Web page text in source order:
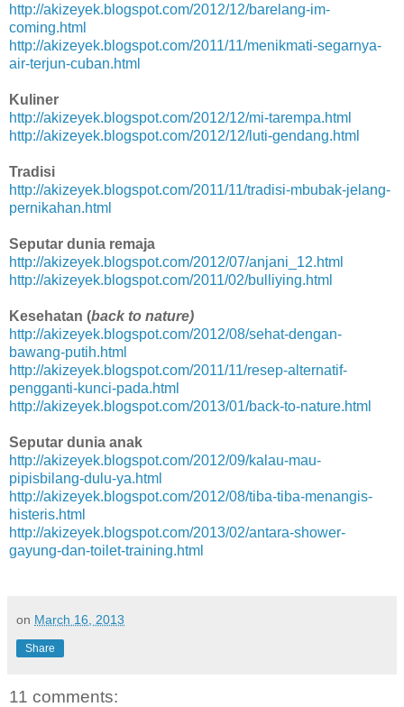
http://akizeyek.blogspot.com/2012/12/barelang-im-
coming.html
http://akizeyek.blogspot.com/2011/11/menikmati-segarnya-
air-terjun-cuban.html
Kuliner
http://akizeyek.blogspot.com/2012/12/mi-tarempa.html
http://akizeyek.blogspot.com/2012/12/luti-gendang.html
Tradisi
http://akizeyek.blogspot.com/2011/11/tradisi-mbubak-jelang-
pernikahan.html
Seputar dunia remaja
http://akizeyek.blogspot.com/2012/07/anjani_12.html
http://akizeyek.blogspot.com/2011/02/bulliying.html
Kesehatan (back to nature)
http://akizeyek.blogspot.com/2012/08/sehat-dengan-
bawang-putih.html
http://akizeyek.blogspot.com/2011/11/resep-alternatif-
pengganti-kunci-pada.html
http://akizeyek.blogspot.com/2013/01/back-to-nature.html
Seputar dunia anak
http://akizeyek.blogspot.com/2012/09/kalau-mau-
pipisbilang-dulu-ya.html
http://akizeyek.blogspot.com/2012/08/tiba-tiba-menangis-
histeris.html
http://akizeyek.blogspot.com/2013/02/antara-shower-
gayung-dan-toilet-training.html
on March 16, 2013
Share
11 comments: